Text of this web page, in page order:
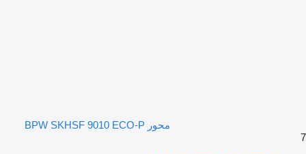
محور BPW SKHSF 9010 ECO-P
7